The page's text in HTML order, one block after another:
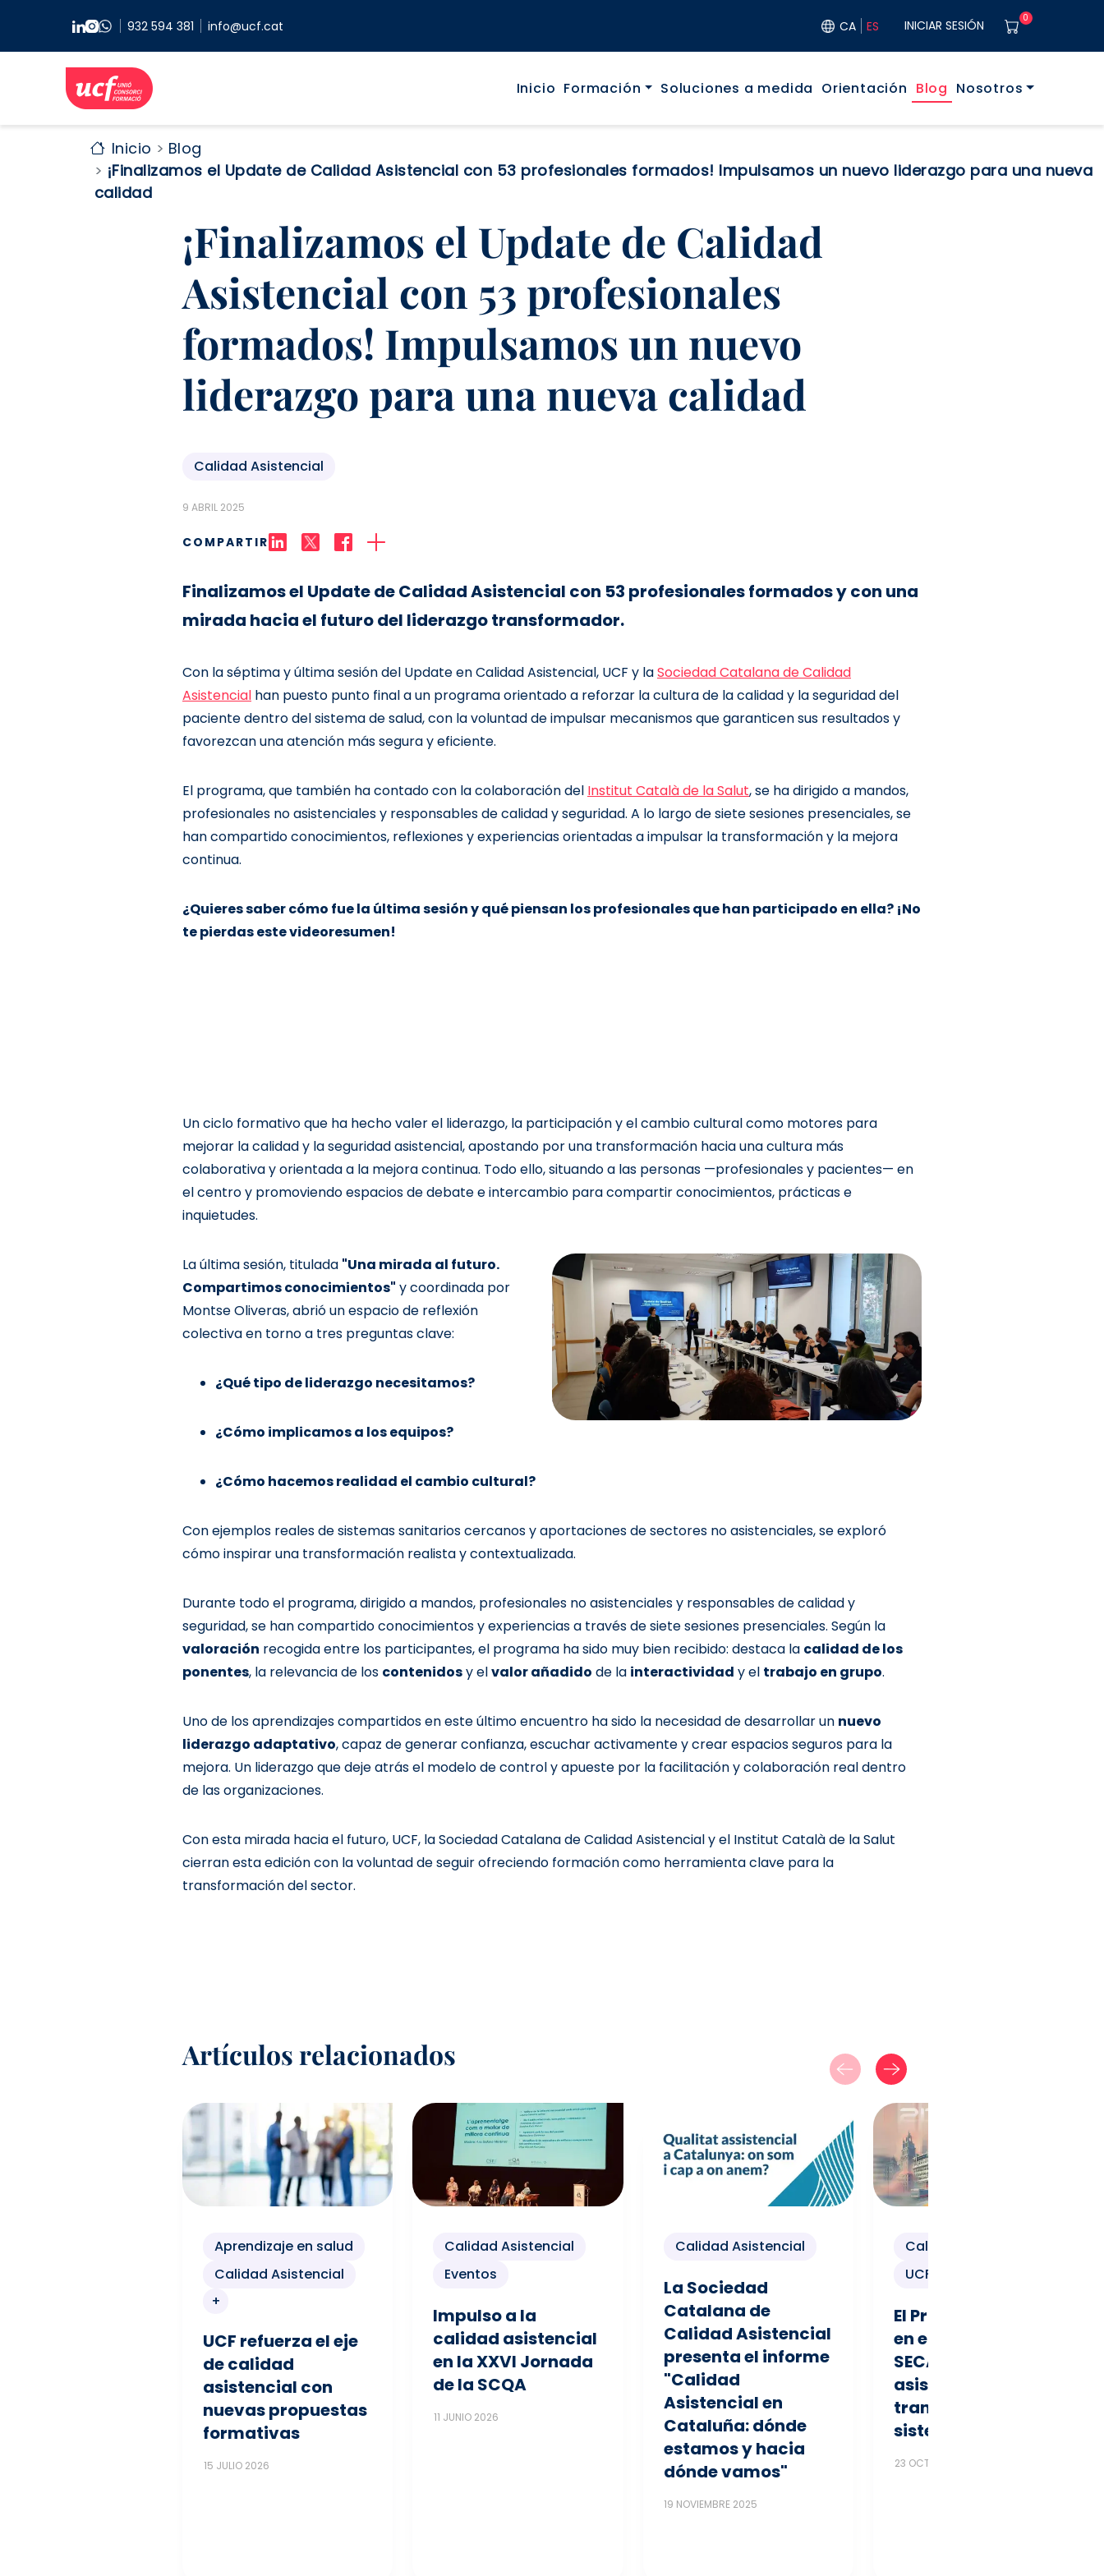
932 594 381 info@ucf.cat CA ES User
INICIAR SESIÓN 0
Navegació principal
Inicio Formación Soluciones a medida Orientación Blog Nosotros
Inicio
Blog
¡Finalizamos el Update de Calidad Asistencial con 53 profesionales formados! Impulsamos un nuevo liderazgo para una nueva
calidad
¡Finalizamos el Update de Calidad
Asistencial con 53 profesionales
formados! Impulsamos un nuevo
liderazgo para una nueva calidad
Calidad Asistencial
9 ABRIL 2025
COMPARTIR
Finalizamos el Update de Calidad Asistencial con 53 profesionales formados y con una
mirada hacia el futuro del liderazgo transformador.
Con la séptima y última sesión del Update en Calidad Asistencial, UCF y laSociedad Catalana de Calidad
Asistencial han puesto punto final a un programa orientado a reforzar la cultura de la calidad y la seguridad del
paciente dentro del sistema de salud, con la voluntad de impulsar mecanismos que garanticen sus resultados y
favorezcan una atención más segura y eficiente.
El programa, que también ha contado con la colaboración del Institut Català de la Salut, se ha dirigido a mandos,
profesionales no asistenciales y responsables de calidad y seguridad. A lo largo de siete sesiones presenciales, se
han compartido conocimientos, reflexiones y experiencias orientadas a impulsar la transformación y la mejora
continua.
¿Quieres saber cómo fue la última sesión y qué piensan los profesionales que han participado en ella? ¡No
te pierdas este videoresumen!
Un ciclo formativo que ha hecho valer el liderazgo, la participación y el cambio cultural como motores para
mejorar la calidad y la seguridad asistencial, apostando por una transformación hacia una cultura más
colaborativa y orientada a la mejora continua. Todo ello, situando a las personas —profesionales y pacientes— en
el centro y promoviendo espacios de debate e intercambio para compartir conocimientos, prácticas e
inquietudes.
La última sesión, titulada "Una mirada al futuro.
Compartimos conocimientos" y coordinada por
Montse Oliveras, abrió un espacio de reflexión
colectiva en torno a tres preguntas clave:
¿Qué tipo de liderazgo necesitamos?
¿Cómo implicamos a los equipos?
¿Cómo hacemos realidad el cambio cultural?
Con ejemplos reales de sistemas sanitarios cercanos y aportaciones de sectores no asistenciales, se exploró
cómo inspirar una transformación realista y contextualizada.
Durante todo el programa, dirigido a mandos, profesionales no asistenciales y responsables de calidad y
seguridad, se han compartido conocimientos y experiencias a través de siete sesiones presenciales. Según la
valoración recogida entre los participantes, el programa ha sido muy bien recibido: destaca la calidad de los
ponentes, la relevancia de los contenidosy elvalor añadido de la interactividad y el trabajo en grupo.
Uno de los aprendizajes compartidos en este último encuentro ha sido la necesidad de desarrollar un nuevo
liderazgo adaptativo, capaz de generar confianza, escuchar activamente y crear espacios seguros para la
mejora. Un liderazgo que deje atrás el modelo de control y apueste por la facilitación y colaboración real dentro
de las organizaciones.
Con esta mirada hacia el futuro, UCF, la Sociedad Catalana de Calidad Asistencial y el Institut Català de la Salut
cierran esta edición con la voluntad de seguir ofreciendo formación como herramienta clave para la
transformación del sector.
Artículos relacionados
Aprendizaje en salud
Calidad Asistencial
+
UCF refuerza el eje
de calidad
asistencial con
nuevas propuestas
formativas
15 JULIO 2026
Calidad Asistencial
Eventos
Impulso a la
calidad asistencial
en la XXVI Jornada
de la SCQA
11 JUNIO 2026
Calidad Asistencial
La Sociedad
Catalana de
Calidad Asistencial
presenta el informe
"Calidad
Asistencial en
Cataluña: dónde
estamos y hacia
dónde vamos"
19 NOVIEMBRE 2025
Calidad Asistencial
UCF
El Programa GOTA
en el XLI Congreso
SECA: calidad
asistencial y
transformación del
sistema sanitario
23 OCTUBRE 2025